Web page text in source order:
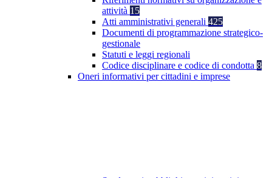
attività 15
Atti amministrativi generali 425
Documenti di programmazione strategico-
gestionale
Statuti e leggi regionali
Codice disciplinare e codice di condotta 8
Oneri informativi per cittadini e imprese